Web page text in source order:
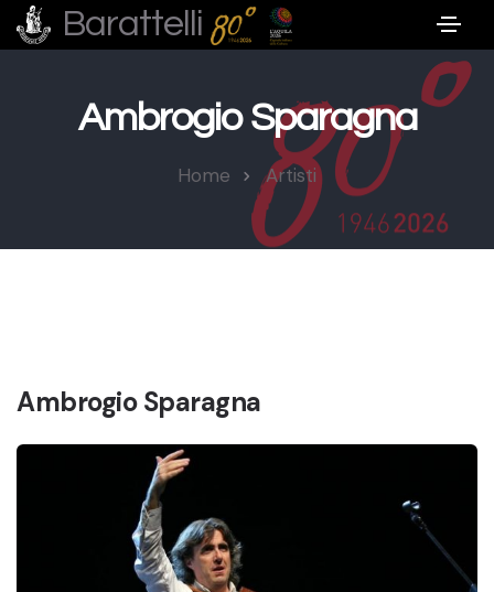
Barattelli
Ambrogio Sparagna
Home Artisti
Ambrogio Sparagna